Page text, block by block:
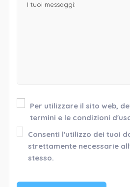
Per utilizzare il sito web,
termini e le condizioni
Consenti l'utilizzo dei tuoi
strettamente necessarie
stesso.